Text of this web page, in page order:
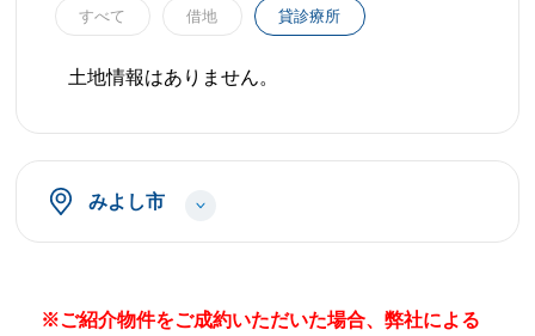
すべて 借地 貸診療所
土地情報はありません。
みよし市
※ご紹介物件をご成約いただいた場合、弊社による